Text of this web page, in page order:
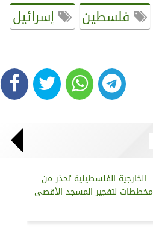
فلسطين
إسرائيل
الخارجية الفلسطينية تحذر من
مخططات لتفجير المسجد الأقصى